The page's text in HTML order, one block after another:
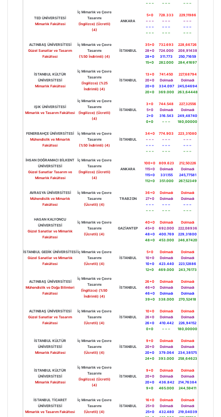
– – –
– – –
– – –
TED ÜNİVERSİTESİ
Mimarlık Fakültesi
İç Mimarlık ve Çevre
Tasarımı
(İngilizce) (Ücretli)
(4)
ANKARA
5+0
– – –
– – –
– – –
728.333
– – –
– – –
– – –
229,11986
– – –
– – –
– – –
ALTINBAŞ ÜNİVERSİTESİ
Güzel Sanatlar ve Tasarım
Fakültesi
İç Mimarlık ve Çevre
Tasarımı
(%50 İndirimli) (4)
İSTANBUL
35+0
28+0
28+0
15+0
732.693
724.000
311.773
282.000
228,66726
208,91438
250,71659
284,41697
İSTANBUL KÜLTÜR
ÜNİVERSİTESİ
Mimarlık Fakültesi
İç Mimarlık ve Çevre
Tasarımı
(İngilizce) (%25
İndirimli) (4)
İSTANBUL
13+0
20+0
20+0
20+0
741.450
Dolmadı
334.097
369.000
227,68794
Dolmadı
245,04694
263,64448
IŞIK ÜNİVERSİTESİ
Mimarlık ve Tasarım Fakültesi
İç Mimarlık ve Çevre
Tasarımı
(İngilizce) (Ücretli)
(4)
İSTANBUL
3+0
5+0
2+0
0+0
744.548
Dolmadı
316.543
– – –
227,32556
Dolmadı
249,48740
180,00000
FENERBAHÇE ÜNİVERSİTESİ
Mühendislik ve Mimarlık
Fakültesi
İç Mimarlık ve Çevre
Tasarımı
(%50 İndirimli) (4)
İSTANBUL
34+0
– – –
– – –
– – –
774.903
– – –
– – –
– – –
223,31080
– – –
– – –
– – –
İHSAN DOĞRAMACI BİLKENT
ÜNİVERSİTESİ
Güzel Sanatlar Tasarım ve
Mimarlık Fakültesi
İç Mimarlık ve Çevre
Tasarımı
(İngilizce) (Ücretli)
(4)
ANKARA
100+0
115+0
115+0
112+0
809.623
Dolmadı
331.155
351.000
212,50226
Dolmadı
245,77581
267,52349
AVRASYA ÜNİVERSİTESİ
Mühendislik ve Mimarlık
Fakültesi
İç Mimarlık ve Çevre
Tasarımı
(Ücretli) (4)
TRABZON
36+0
27+0
– – –
– – –
Dolmadı
Dolmadı
– – –
– – –
Dolmadı
Dolmadı
– – –
– – –
HASAN KALYONCU
ÜNİVERSİTESİ
Güzel Sanatlar ve Mimarlık
Fakültesi
İç Mimarlık ve Çevre
Tasarımı
(Ücretli) (4)
GAZİANTEP
40+0
45+0
48+0
48+0
Dolmadı
692.000
400.769
453.000
Dolmadı
222,08936
229,31800
246,87420
İSTANBUL GEDİK ÜNİVERSİTESİ
Güzel Sanatlar ve Mimarlık
Fakültesi
İç Mimarlık ve Çevre
Tasarımı
(Ücretli) (4)
İSTANBUL
5+0
10+0
10+0
12+0
Dolmadı
Dolmadı
423.440
469.000
Dolmadı
Dolmadı
223,12886
243,76173
ALTINBAŞ ÜNİVERSİTESİ
Mühendislik ve Doğa Bilimleri
Fakültesi
İç Mimarlık ve Çevre
Tasarımı
(İngilizce) (%50
İndirimli) (4)
İSTANBUL
26+0
46+0
46+0
39+0
Dolmadı
Dolmadı
Dolmadı
338.000
Dolmadı
Dolmadı
Dolmadı
270,52418
ALTINBAŞ ÜNİVERSİTESİ
Güzel Sanatlar ve Tasarım
Fakültesi
İç Mimarlık ve Çevre
Tasarımı
(Ücretli) (4)
İSTANBUL
10+0
26+0
26+0
0+0
Dolmadı
Dolmadı
410.442
– – –
Dolmadı
Dolmadı
226,94152
180,00000
İSTANBUL KÜLTÜR
ÜNİVERSİTESİ
Mimarlık Fakültesi
İç Mimarlık ve Çevre
Tasarımı
(Ücretli) (4)
İSTANBUL
9+0
20+0
20+0
24+0
Dolmadı
Dolmadı
379.064
393.000
Dolmadı
Dolmadı
234,38575
258,64623
İSTANBUL KÜLTÜR
ÜNİVERSİTESİ
Mimarlık Fakültesi
İç Mimarlık ve Çevre
Tasarımı
(İngilizce) (Ücretli)
(4)
İSTANBUL
9+0
20+0
20+0
9+0
Dolmadı
Dolmadı
436.842
465.000
Dolmadı
Dolmadı
214,76384
244,59411
İSTANBUL TİCARET
ÜNİVERSİTESİ
Mimarlık ve Tasarım Fakültesi
İç Mimarlık ve Çevre
Tasarımı
(Ücretli) (4)
İSTANBUL
16+0
25+0
25+0
Dolmadı
Dolmadı
432.480
Dolmadı
Dolmadı
219,04039